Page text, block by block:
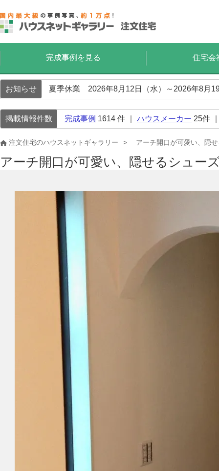
完成事例を見る 住宅会
お知らせ 夏季休業 2026年8月12日（水）～2026年8月
掲載情報件数 完成事例 1614 件 ｜ ハウスメーカー 25件
注文住宅のハウスネットギャラリー アーチ開口が可愛い、隠
アーチ開口が可愛い、隠せるシュー